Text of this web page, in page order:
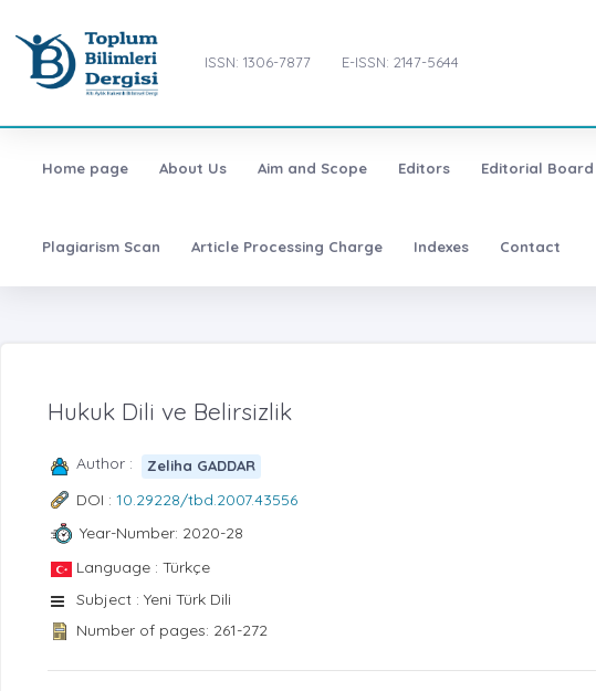
ISSN: 1306-7877 E-ISSN: 2147-5644
Home page About Us Aim and Scope Editors Editorial Board
Plagiarism Scan Article Processing Charge Indexes Contact
Hukuk Dili ve Belirsizlik
Author : Zeliha GADDAR
DOI : 10.29228/tbd.2007.43556
Year-Number: 2020-28
Language : Türkçe
Subject : Yeni Türk Dili
Number of pages: 261-272